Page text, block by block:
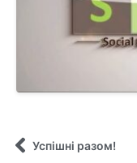
Успішні разом!